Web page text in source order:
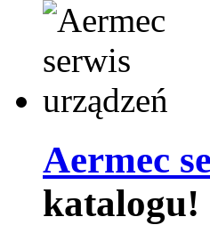
Aermec
katalogu!